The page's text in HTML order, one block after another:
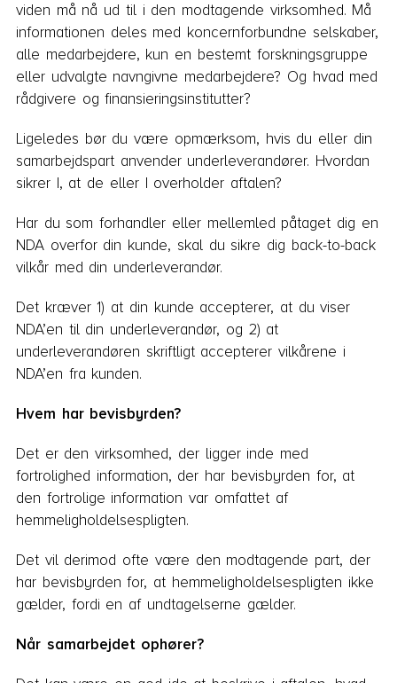
viden må nå ud til i den modtagende virksomhed. Må
informationen deles med koncernforbundne selskaber,
alle medarbejdere, kun en bestemt forskningsgruppe
eller udvalgte navngivne medarbejdere? Og hvad med
rådgivere og finansieringsinstitutter?
Ligeledes bør du være opmærksom, hvis du eller din
samarbejdspart anvender underleverandører. Hvordan
sikrer I, at de eller I overholder aftalen?
Har du som forhandler eller mellemled påtaget dig en
NDA overfor din kunde, skal du sikre dig back-to-back
vilkår med din underleverandør.
Det kræver 1) at din kunde accepterer, at du viser
NDA’en til din underleverandør, og 2) at
underleverandøren skriftligt accepterer vilkårene i
NDA’en fra kunden.
Hvem har bevisbyrden?
Det er den virksomhed, der ligger inde med
fortrolighed information, der har bevisbyrden for, at
den fortrolige information var omfattet af
hemmeligholdelsespligten.
Det vil derimod ofte være den modtagende part, der
har bevisbyrden for, at hemmeligholdelsespligten ikke
gælder, fordi en af undtagelserne gælder.
Når samarbejdet ophører?